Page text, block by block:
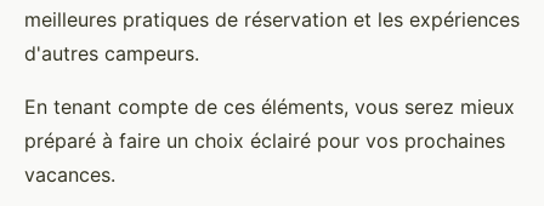
meilleures pratiques de réservation et les expériences
d'autres campeurs.
En tenant compte de ces éléments, vous serez mieux
préparé à faire un choix éclairé pour vos prochaines
vacances.